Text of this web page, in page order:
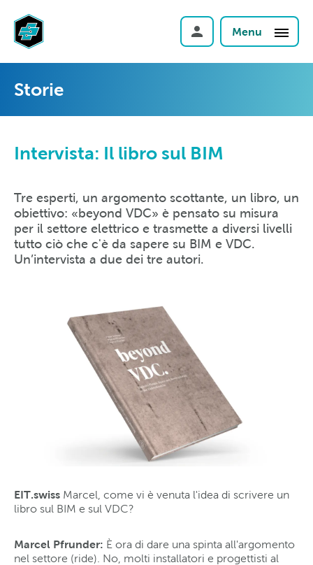
Menu
Storie
Intervista: Il libro sul BIM
Tre esperti, un argomento scottante, un libro, un
obiettivo: «beyond VDC» è pensato su misura
per il settore elettrico e trasmette a diversi livelli
tutto ciò che c'è da sapere su BIM e VDC.
Un’intervista a due dei tre autori.
EIT.swiss Marcel, come vi è venuta l'idea di scrivere un
libro sul BIM e sul VDC?
Marcel Pfrunder: È ora di dare una spinta all'argomento
nel settore (ride). No, molti installatori e progettisti al